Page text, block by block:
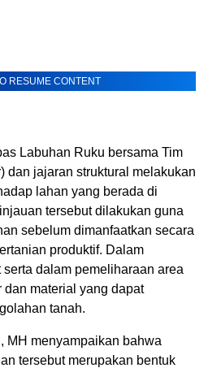
RESUME CONTENT
Labuhan Ruku bersama Tim
dan jajaran struktural melakukan
lahan yang berada di
tersebut dilakukan guna
sebelum dimanfaatkan secara
produktif. Dalam
dalam pemeliharaan area
dan material yang dapat
tanah.
MH menyampaikan bahwa
tersebut merupakan bentuk